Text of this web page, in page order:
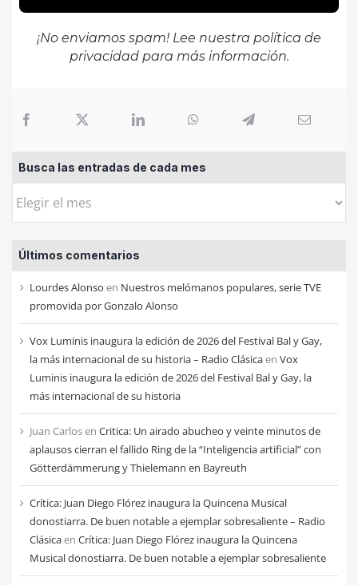
¡No enviamos spam! Lee nuestra política de
privacidadpara más información.
Busca las entradas de cada mes
Busca
entradas
de
cada
mes
Últimos comentarios
Lourdes Alonso en Nuestros melómanos populares, serie TVE
promovida por Gonzalo Alonso
Vox Luminis inaugura la edición de 2026 del Festival Bal y Gay,
la más internacional de su historia – Radio Clásicaen Vox
Luminis inaugura la edición de 2026 del Festival Bal y Gay, la
más internacional de su historia
Juan Carlosen Critica: Un airado abucheo y veinte minutos de
aplausos cierran el fallido Ring de la “Inteligencia artificial” con
Götterdämmerung y Thielemann en Bayreuth
Crítica: Juan Diego Flórez inaugura la Quincena Musical
donostiarra. De buen notable a ejemplar sobresaliente – Radio
Clásicaen Crítica: Juan Diego Flórez inaugura la Quincena
Musical donostiarra. De buen notable a ejemplar sobresaliente